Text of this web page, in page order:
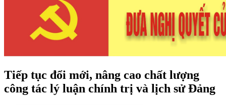
Tiếp tục đổi mới, nâng cao chất lượng
công tác lý luận chính trị và lịch sử Đảng